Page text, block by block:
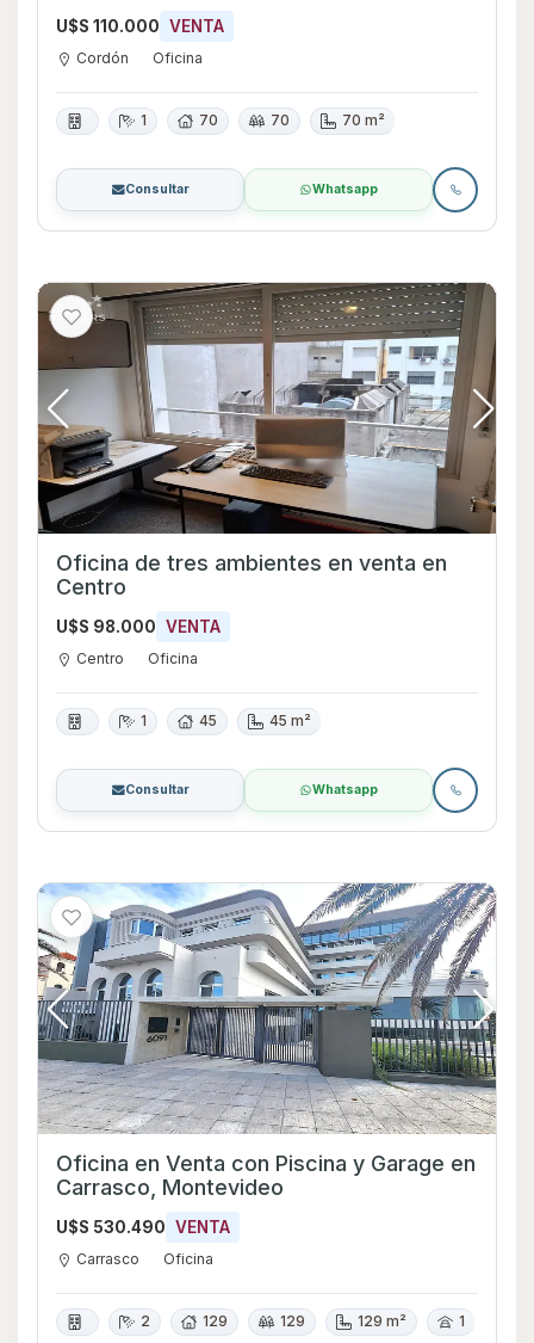
U$S 110.000 VENTA
Cordón Oficina
1 70 70 70 m²
Consultar Whatsapp
Oficina de tres ambientes en venta en
Centro
U$S 98.000 VENTA
Centro Oficina
1 45 45 m²
Consultar Whatsapp
Oficina en Venta con Piscina y Garage en
Carrasco, Montevideo
U$S 530.490 VENTA
Carrasco Oficina
2 129 129 129 m² 1